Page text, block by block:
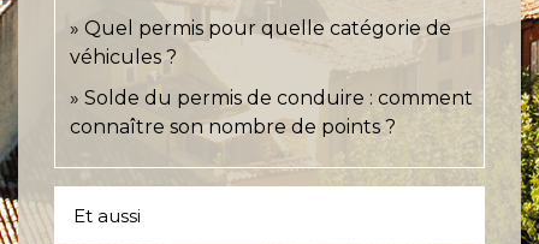
Quel permis pour quelle catégorie de
véhicules ?
Solde du permis de conduire : comment
connaître son nombre de points ?
Et aussi